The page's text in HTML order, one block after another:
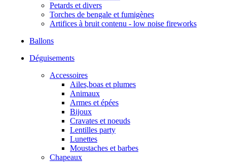
Petards et divers
Torches de bengale et fumigènes
Artifices à bruit contenu - low noise fireworks
Ballons
Déguisements
Accessoires
Ailes,boas et plumes
Animaux
Armes et épées
Bijoux
Cravates et noeuds
Lentilles party
Lunettes
Moustaches et barbes
Chapeaux